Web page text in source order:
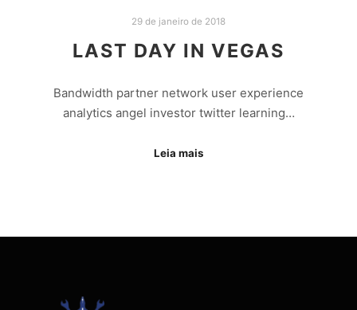
29 de janeiro de 2018
LAST DAY IN VEGAS
Bandwidth partner network user experience
analytics angel investor twitter learning…
Leia mais